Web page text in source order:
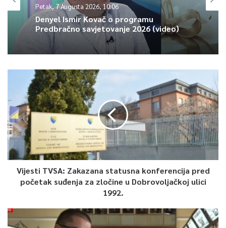
Petak, 7 Augusta 2026, 10:06
Denyel Ismir Kovač o programu
Predbračno savjetovanje 2026 (video)
Vijesti TVSA: Zakazana statusna konferencija pred
početak suđenja za zločine u Dobrovoljačkoj ulici
1992.